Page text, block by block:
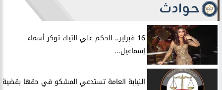
حوادث
16 فبراير.. الحكم علي التيك توكر أسماء
إسماعيل...
النيابة العامة تستدعي المشكو في حقها بقضية